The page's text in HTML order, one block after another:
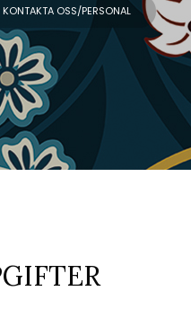
KONTAKTA OSS/PERSONAL